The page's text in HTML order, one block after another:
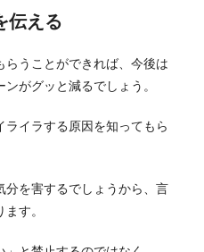
伝える
らうことができれば、今後は
がグッと減るでしょう。
イラする原因を知ってもら
分を害するでしょうから、言
す。